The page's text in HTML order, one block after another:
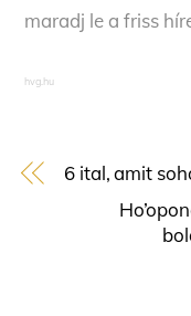
maradj le a friss
hvg.hu
6 ital, amit